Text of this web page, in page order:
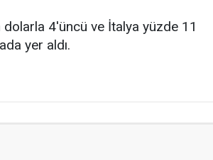
4'üncü ve İtalya yüzde 11
yer aldı.